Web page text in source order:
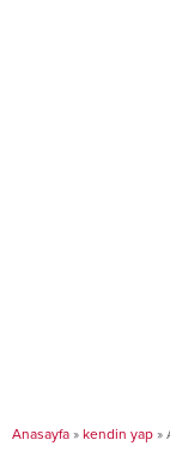
Anasayfa » kendin yap »